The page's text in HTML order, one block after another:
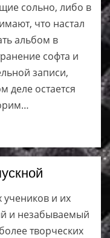
сольно, либо в
что настал
альбом в
софта и
записи,
деле остается
учеников и их
и незабываемый
творческих